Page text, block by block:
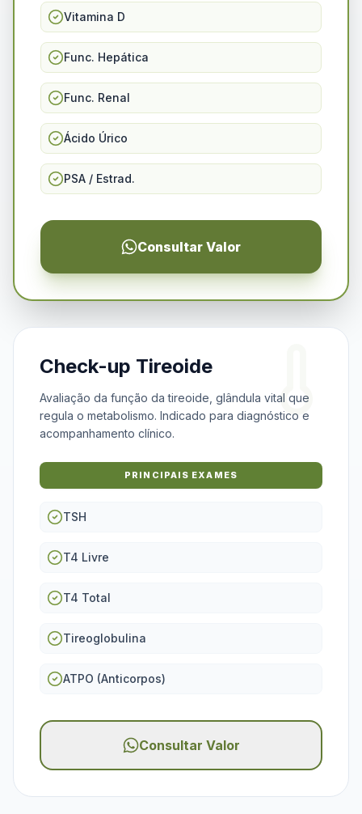
Vitamina D
Func. Hepática
Func. Renal
Ácido Úrico
PSA / Estrad.
Consultar Valor
Check-up Tireoide
Avaliação da função da tireoide, glândula vital que
regula o metabolismo. Indicado para diagnóstico e
acompanhamento clínico.
PRINCIPAIS EXAMES
TSH
T4 Livre
T4 Total
Tireoglobulina
ATPO (Anticorpos)
Consultar Valor